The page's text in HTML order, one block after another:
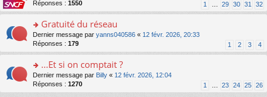
e
nt
le
pl
s
ré
c
e
nt
a
g
n
o
n
lu
le
pl
u
s
m
e
s
s
a
g
n
o
n
n
s
ult
er
le
m
e
s
s
a
g
Réponses : 1550 1 29 30 31 32
o
n
s
ult
er
le
m
Gratuité du réseau
Dernier message par yanns040586 « 12 févr. 2026, 20:33
Réponses : 179 1 2 3 4
o
n
s
...Et si on comptait ?
Dernier message par Billy « 12 févr. 2026, 12:04
Réponses : 1270 1 23 24 25 26